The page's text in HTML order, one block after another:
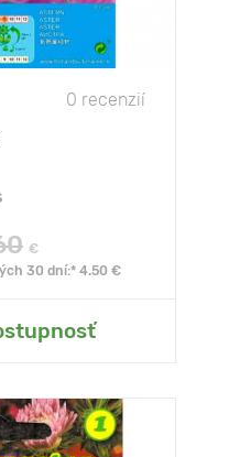
0 recenzií
€
30 dní:* 4.50 €